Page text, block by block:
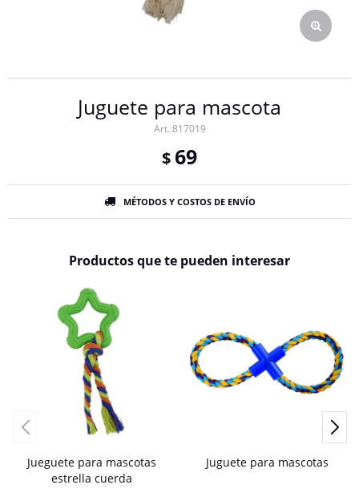
Juguete para mascota
817019
$69
MÉTODOS Y COSTOS DE ENVÍO
Productos que te pueden interesar
Jueguete para mascotas
estrella cuerda
Juguete para mascotas